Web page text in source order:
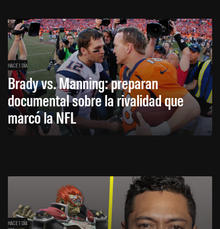
HACE 1 DÍA
Brady vs. Manning: preparan
documental sobre la rivalidad que
marcó la NFL
HACE 1 DÍA